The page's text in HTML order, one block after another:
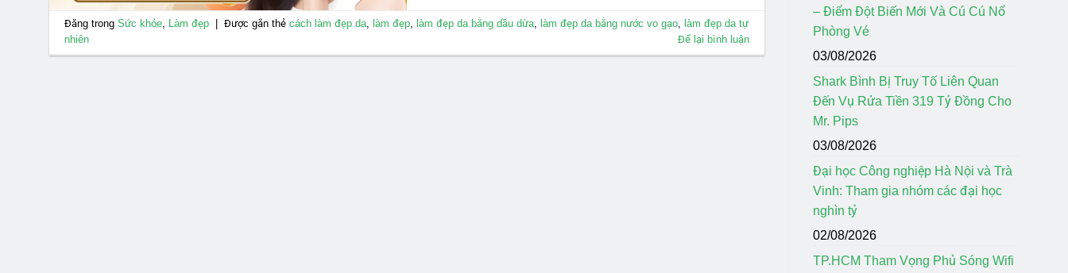
Đăng trongSức khỏe, Làm đẹp Được gắn thẻcách làm đẹp da, làm đẹp, làm đẹp da bằng dầu dừa, làm đẹp da bằng nước vo gạo, làm đẹp da tự
nhiên
Để lại bình luận
– Điểm Đột Biến Mới Và Cú Cú Nổ
Phòng Vé
03/08/2026
Shark Bình Bị Truy Tố Liên Quan
Đến Vụ Rửa Tiền 319 Tỷ Đồng Cho
Mr. Pips
03/08/2026
Đại học Công nghiệp Hà Nội và Trà
Vinh: Tham gia nhóm các đại học
nghìn tỷ
02/08/2026
TP.HCM Tham Vọng Phủ Sóng Wifi